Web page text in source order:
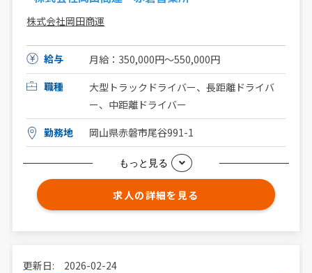
株式会社岡田商運
給与
月給：350,000円～550,000円
職種
大型トラックドライバー、長距離ドライバ
ー、中距離ドライバー
勤務地
岡山県赤磐市尾谷991-1
もっと見る
求人の詳細を見る
更新日: 2026-02-24